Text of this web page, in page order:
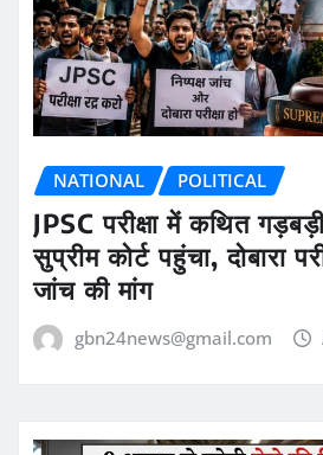
NATIONAL POLITICAL
JPSC परीक्षा में कथित
सुप्रीम कोर्ट पहुंचा, दोबारा
जांच की मांग
gbn24news@gmail.com